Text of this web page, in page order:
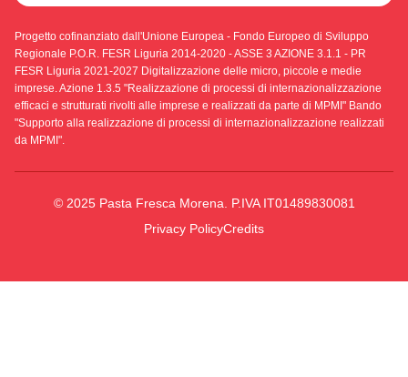
Progetto cofinanziato dall'Unione Europea - Fondo Europeo di Sviluppo
Regionale P.O.R. FESR Liguria 2014-2020 - ASSE 3 AZIONE 3.1.1 - PR
FESR Liguria 2021-2027 Digitalizzazione delle micro, piccole e medie
imprese. Azione 1.3.5 "Realizzazione di processi di internazionalizzazione
efficaci e strutturati rivolti alle imprese e realizzati da parte di MPMI" Bando
"Supporto alla realizzazione di processi di internazionalizzazione realizzati
da MPMI".
© 2025 Pasta Fresca Morena. P.IVA IT01489830081
Privacy PolicyCredits